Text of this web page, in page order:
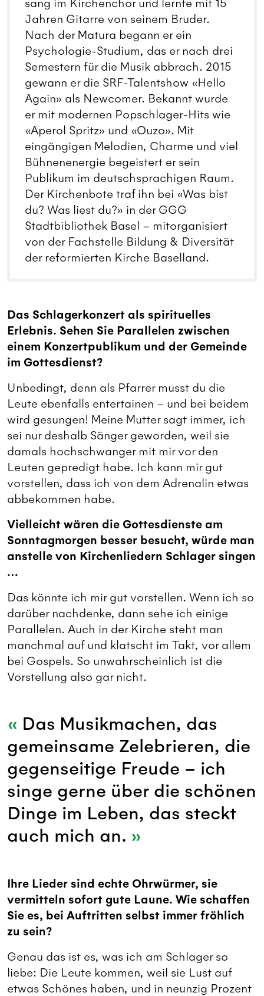
sang im Kirchenchor und lernte mit 15
Jahren Gitarre von seinem Bruder.
Nach der Matura begann er ein
Psychologie-Studium, das er nach drei
Semestern für die Musik abbrach. 2015
gewann er die SRF-Talentshow «Hello
Again» als Newcomer. Bekannt wurde
er mit modernen Popschlager-Hits wie
«Aperol Spritz» und «Ouzo». Mit
eingängigen Melodien, Charme und viel
Bühnenenergie begeistert er sein
Publikum im deutschsprachigen Raum.
Der Kirchenbote traf ihn bei «Was bist
du? Was liest du?» in der GGG
Stadtbibliothek Basel – mitorganisiert
von der Fachstelle Bildung & Diversität
der reformierten Kirche Baselland.
Das Schlagerkonzert als spirituelles
Erlebnis. Sehen Sie Parallelen zwischen
einem Konzertpublikum und der Gemeinde
im Gottesdienst?
Unbedingt, denn als Pfarrer musst du die
Leute ebenfalls entertainen – und bei beidem
wird gesungen! Meine Mutter sagt immer, ich
sei nur deshalb Sänger geworden, weil sie
damals hochschwanger mit mir vor den
Leuten gepredigt habe. Ich kann mir gut
vorstellen, dass ich von dem Adrenalin etwas
abbekommen habe.
Vielleicht wären die Gottesdienste am
Sonntagmorgen besser besucht, würde man
anstelle von Kirchenliedern Schlager singen
…
Das könnte ich mir gut vorstellen. Wenn ich so
darüber nachdenke, dann sehe ich einige
Parallelen. Auch in der Kirche steht man
manchmal auf und klatscht im Takt, vor allem
bei Gospels. So unwahrscheinlich ist die
Vorstellung also gar nicht.
Das Musikmachen, das
gemeinsame Zelebrieren, die
gegenseitige Freude – ich
singe gerne über die schönen
Dinge im Leben, das steckt
auch mich an.
Ihre Lieder sind echte Ohrwürmer, sie
vermitteln sofort gute Laune. Wie schaffen
Sie es, bei Auftritten selbst immer fröhlich
zu sein?
Genau das ist es, was ich am Schlager so
liebe: Die Leute kommen, weil sie Lust auf
etwas Schönes haben, und in neunzig Prozent